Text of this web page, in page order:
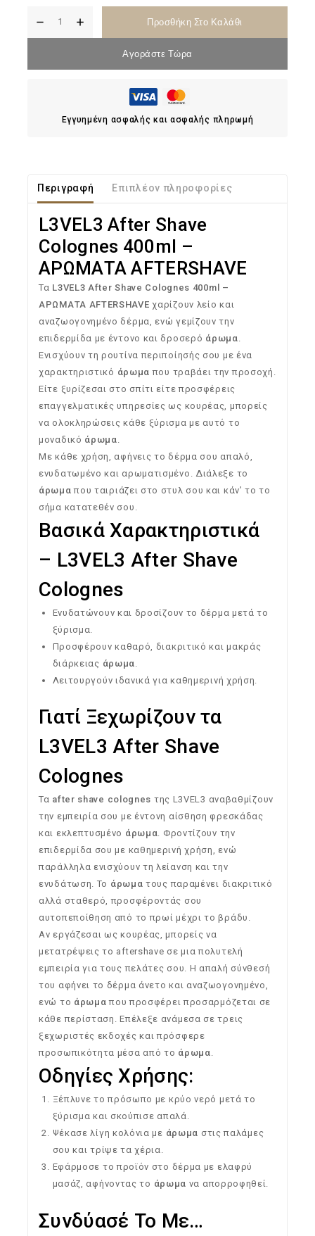
Προσθήκη Στο Καλάθι
Αγοράστε Τώρα
Εγγυημένη ασφαλής και ασφαλής πληρωμή
Περιγραφή Επιπλέον πληροφορίες
L3VEL3 After Shave
Colognes 400ml –
ΑΡΩΜΑΤΑ AFTERSHAVE
Τα L3VEL3 After Shave Colognes 400ml –
ΑΡΩΜΑΤΑ AFTERSHAVE χαρίζουν λείο και
αναζωογονημένο δέρμα, ενώ γεμίζουν την
επιδερμίδα με έντονο και δροσερό άρωμα
Ενισχύουν τη ρουτίνα περιποίησής σου με ένα
χαρακτηριστικό άρωμα που τραβάει την προσοχή.
Είτε ξυρίζεσαι στο σπίτι είτε προσφέρεις
επαγγελματικές υπηρεσίες ως κουρέας, μπορείς
να ολοκληρώσεις κάθε ξύρισμα με αυτό το
μοναδικό άρωμα
Με κάθε χρήση, αφήνεις το δέρμα σου απαλό,
ενυδατωμένο και αρωματισμένο. Διάλεξε το
άρωμα που ταιριάζει στο στυλ σου και κάν’ το το
σήμα κατατεθέν σου.
Βασικά Χαρακτηριστικά
– L3VEL3 After Shave
Colognes
Ενυδατώνουν και δροσίζουν το δέρμα μετά το
ξύρισμα.
Προσφέρουν καθαρό, διακριτικό και μακράς
διάρκειας άρωμα
Λειτουργούν ιδανικά για καθημερινή χρήση.
Γιατί Ξεχωρίζουν τα
L3VEL3 After Shave
Colognes
Τα after shave colognes της L3VEL3 αναβαθμίζουν
την εμπειρία σου με έντονη αίσθηση φρεσκάδας
και εκλεπτυσμένο άρωμα. Φροντίζουν την
επιδερμίδα σου με καθημερινή χρήση, ενώ
παράλληλα ενισχύουν τη λείανση και την
ενυδάτωση. Το άρωμα τους παραμένει διακριτικό
αλλά σταθερό, προσφέροντάς σου
αυτοπεποίθηση από το πρωί μέχρι το βράδυ.
Αν εργάζεσαι ως κουρέας, μπορείς να
μετατρέψεις το aftershave σε μια πολυτελή
εμπειρία για τους πελάτες σου. Η απαλή σύνθεσή
του αφήνει το δέρμα άνετο και αναζωογονημένο,
ενώ το άρωμα που προσφέρει προσαρμόζεται σε
κάθε περίσταση. Επέλεξε ανάμεσα σε τρεις
ξεχωριστές εκδοχές και πρόσφερε
προσωπικότητα μέσα από το άρωμα.
Οδηγίες Χρήσης:
Ξέπλυνε το πρόσωπο με κρύο νερό μετά το
ξύρισμα και σκούπισε απαλά.
Ψέκασε λίγη κολόνια με άρωμα στις παλάμες
σου και τρίψε τα χέρια.
Εφάρμοσε το προϊόν στο δέρμα με ελαφρύ
μασάζ, αφήνοντας το άρωμα να απορροφηθεί.
Συνδύασέ Το Με…